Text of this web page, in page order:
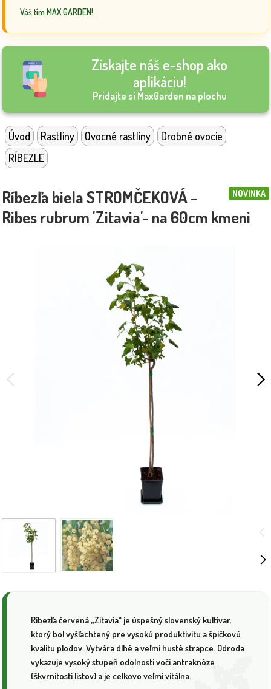
Váš tím MAX GARDEN!
Získajte náš e-shop ako
aplikáciu!
Pridajte si MaxGarden na plochu
Úvod Rastliny Ovocné rastliny
Drobné ovocie
RÍBEZLE
NOVINKA
Ríbezľa biela STROMČEKOVÁ -
Ribes rubrum 'Zitavia'- na 60cm kmeni
Ríbezľa červená „Zitavia“ je úspešný slovenský kultivar,
ktorý bol vyšľachtený pre vysokú produktivitu a špičkovú
kvalitu plodov. Vytvára dlhé a veľmi husté strapce. Odroda
vykazuje vysoký stupeň odolnosti voči antraknóze
(škvrnitosti listov) a je celkovo veľmi vitálna.